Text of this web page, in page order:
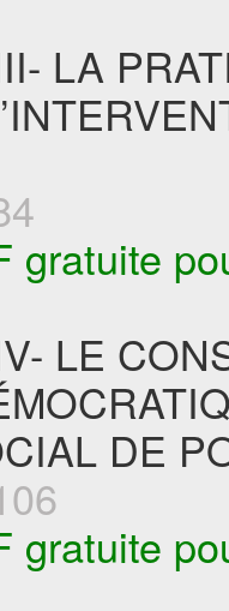
LA
gratuite
LE
DE
gratuite